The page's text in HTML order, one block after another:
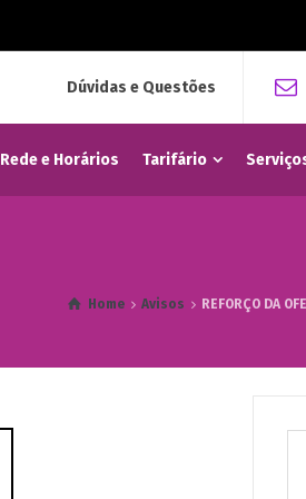
Dúvidas e Questões
Rede e Horários Tarifário
Home Avisos REFORÇO DA